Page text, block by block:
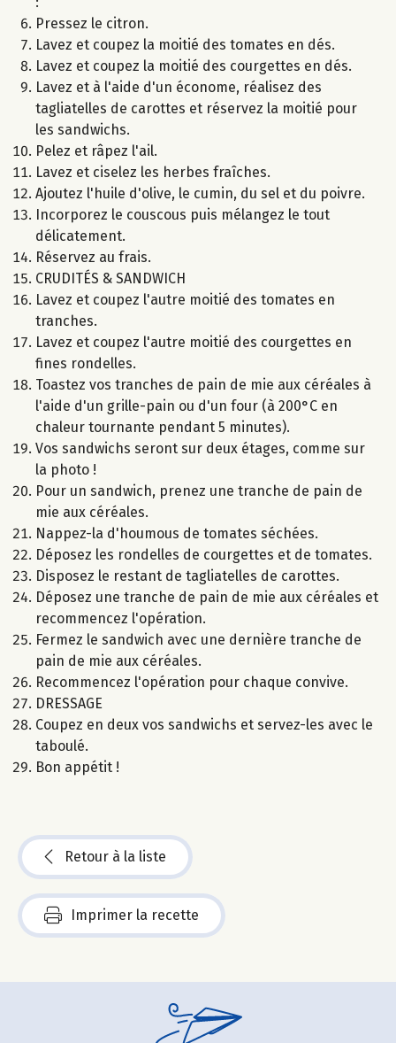
Pressez le citron.
Lavez et coupez la moitié des tomates en dés.
Lavez et coupez la moitié des courgettes en dés.
Lavez et à l'aide d'un économe, réalisez des
tagliatelles de carottes et réservez la moitié pour
les sandwichs.
Pelez et râpez l'ail.
Lavez et ciselez les herbes fraîches.
Ajoutez l'huile d'olive, le cumin, du sel et du poivre.
Incorporez le couscous puis mélangez le tout
délicatement.
Réservez au frais.
CRUDITÉS & SANDWICH
Lavez et coupez l'autre moitié des tomates en
tranches.
Lavez et coupez l'autre moitié des courgettes en
fines rondelles.
Toastez vos tranches de pain de mie aux céréales à
l'aide d'un grille-pain ou d'un four (à 200°C en
chaleur tournante pendant 5 minutes).
Vos sandwichs seront sur deux étages, comme sur
la photo !
Pour un sandwich, prenez une tranche de pain de
mie aux céréales.
Nappez-la d'houmous de tomates séchées.
Déposez les rondelles de courgettes et de tomates.
Disposez le restant de tagliatelles de carottes.
Déposez une tranche de pain de mie aux céréales et
recommencez l'opération.
Fermez le sandwich avec une dernière tranche de
pain de mie aux céréales.
Recommencez l'opération pour chaque convive.
DRESSAGE
Coupez en deux vos sandwichs et servez-les avec le
taboulé.
Bon appétit !
Retour à la liste
Imprimer la recette